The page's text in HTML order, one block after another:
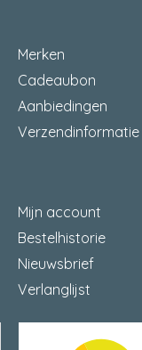
Merken
Cadeaubon
Aanbiedingen
Verzendinformatie
Mijn account
Bestelhistorie
Nieuwsbrief
Verlanglijst